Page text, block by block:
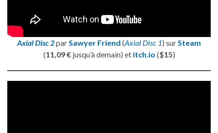
Axial Disc 2parSawyer Friend (Axial Disc 1) surSteam
(11,09 €jusqu’à demain) et itch.io ($15)